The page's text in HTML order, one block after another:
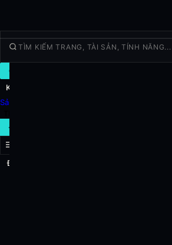
GIAO DỊCH
Khám Phá
Sản phẩm
Đăng nhập